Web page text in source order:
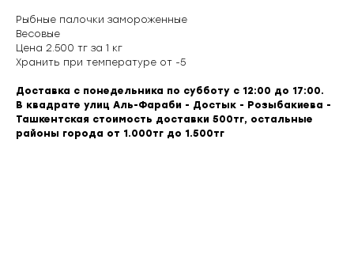
Рыбные палочки замороженные
Весовые
Цена 2.500 тг за 1 кг
Хранить при температуре от -5
Доставка с понедельника по субботу с 12:00 до 17:00.
В квадрате улиц Аль-Фараби - Достык - Розыбакиева -
Ташкентская стоимость доставки 500тг, остальные
районы города от 1.000тг до 1.500тг